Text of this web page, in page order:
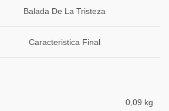
Balada De La Tristeza
Caracteristica Final
0,09 kg